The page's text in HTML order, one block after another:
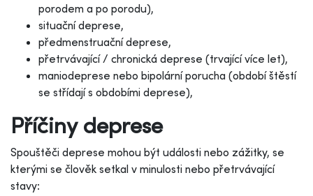
porodem a po porodu),
situační deprese,
předmenstruační deprese,
přetrvávající / chronická deprese (trvající více let),
maniodeprese nebo bipolární porucha (období štěstí
se střídají s obdobími deprese),
Příčiny deprese
Spouštěči deprese mohou být události nebo zážitky, se
kterými se člověk setkal v minulosti nebo přetrvávající
stavy: